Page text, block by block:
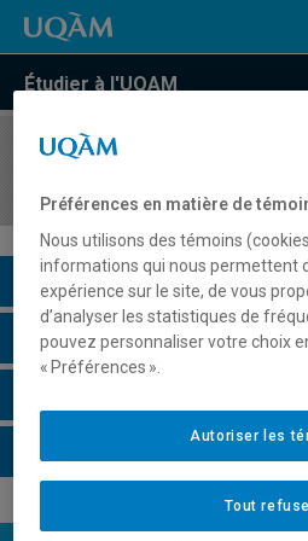
Étudier à l'UQAM
COURS//
Description du cours
Horaire - Été 2026
Préférences en matière de
Nous utilisons des témoins
informations qui nous permettent
expérience sur le site, de vous
d’analyser les statistiques de
pouvez personnaliser votre choix
« Préférences ».
Tout
Autoriser les